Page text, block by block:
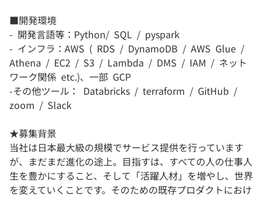
■開発環境
- 開発言語等：Python/ SQL / pyspark
- インフラ：AWS ( RDS / DynamoDB / AWS Glue /
Athena / EC2 / S3 / Lambda / DMS / IAM / ネット
ワーク関係 etc.)、一部 GCP
-その他ツール： Databricks / terraform / GitHub /
zoom / Slack
★募集背景
当社は日本最大級の規模でサービス提供を行っています
が、まだまだ進化の途上。目指すは、すべての人の仕事人
生を豊かにすること、そして「活躍人材」を増やし、世界
を変えていくことです。そのための既存プロダクトにおけ